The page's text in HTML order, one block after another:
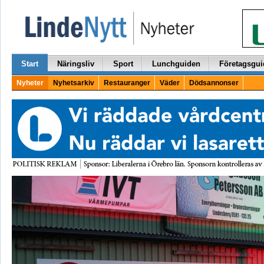
Start Näringsliv Sport Lunchguiden
Nyheter Nyhetsarkiv Restauranger Väder Dödsannonser